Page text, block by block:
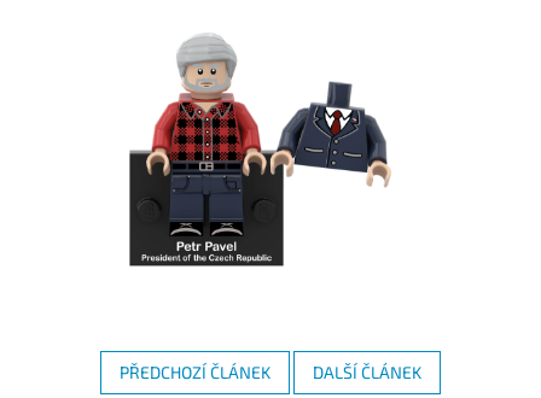
PŘEDCHOZÍ ČLÁNEK DALŠÍ ČLÁNEK